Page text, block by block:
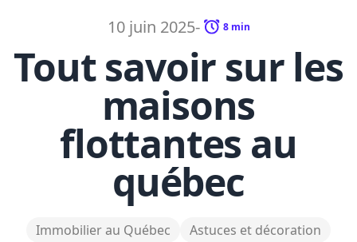
10 juin 2025- 8min
Tout savoir sur les
maisons
flottantes au
québec
Immobilier au Québec Astuces et décoration